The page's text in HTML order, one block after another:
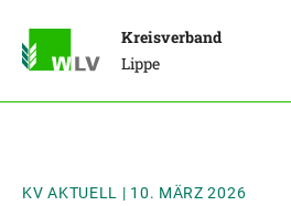
Kreisverband
Lippe
KV AKTUELL | 10. MÄRZ 2026